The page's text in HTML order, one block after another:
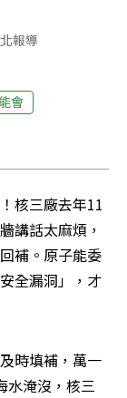
報導
會
核三廠去年11
講話太麻煩，
補。原子能委
全漏洞」，才
時填補，萬一
水淹沒，核三